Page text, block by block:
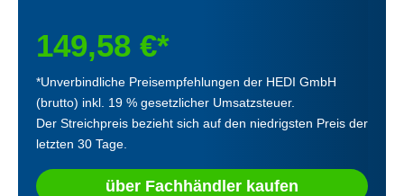
149,58 €*
*Unverbindliche Preisempfehlungen der HEDI GmbH
(brutto) inkl. 19 % gesetzlicher Umsatzsteuer.
Der Streichpreis bezieht sich auf den niedrigsten Preis der
letzten 30 Tage.
über Fachhändler kaufen